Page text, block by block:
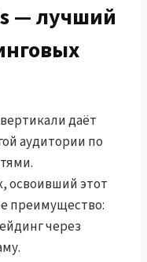
— лучший
даёт
аудитории по
освоивший этот
преимущество:
через